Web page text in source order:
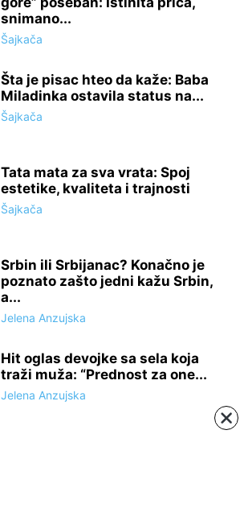
snimano...
Šajkača
Šta je pisac hteo da kaže: Baba
Miladinka ostavila status na...
Šajkača
Tata mata za sva vrata: Spoj
estetike, kvaliteta i trajnosti
Šajkača
Srbin ili Srbijanac? Konačno je
poznato zašto jedni kažu Srbin,
a...
Jelena Anzujska
Hit oglas devojke sa sela koja
traži muža: “Prednost za one...
Jelena Anzujska